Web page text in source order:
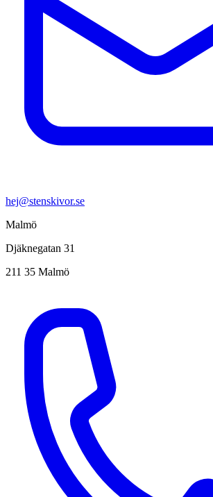
hej@stenskivor.se
Malmö
Djäknegatan 31
211 35 Malmö